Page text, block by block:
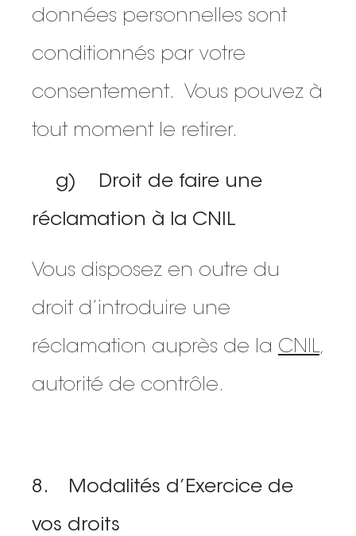
données personnelles sont
conditionnés par votre
consentement. Vous pouvez à
tout moment le retirer.
g) Droit de faire une
réclamation à la CNIL
Vous disposez en outre du
droit d’introduire une
réclamation auprès de la CNIL,
autorité de contrôle.
8. Modalités d’Exercice de
vos droits